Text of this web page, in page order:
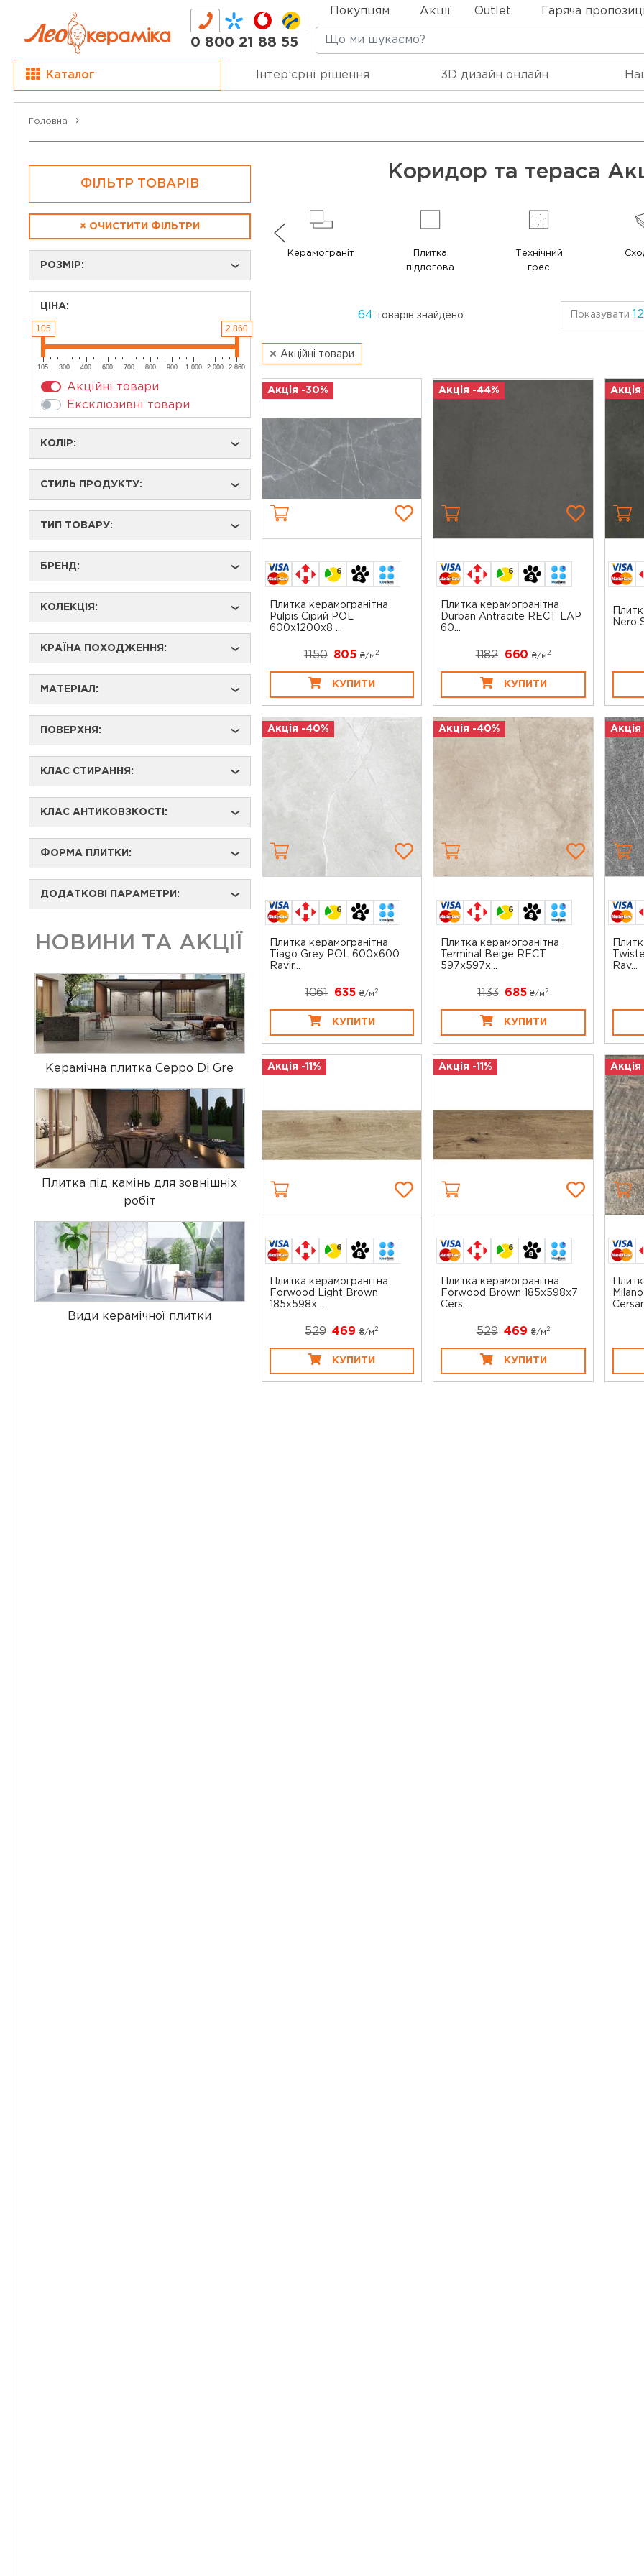
Покупцям Акції Outlet Гаряча
0 800 21 88 55
Каталог Інтер’єрні рішення 3D дизайн онлайн
Головна
ФІЛЬТР ТОВАРІВ
× ОЧИСТИТИ ФІЛЬТРИ
РОЗМІР: ›
ЦІНА:
105 2 860
105 300 400 600 700 800 900 1 000 2 000 2 860
Акційні товари
Ексклюзивні товари
КОЛІР: ›
СТИЛЬ ПРОДУКТУ: ›
ТИП ТОВАРУ: ›
БРЕНД: ›
КОЛЕКЦІЯ: ›
КРАЇНА ПОХОДЖЕННЯ: ›
МАТЕРІАЛ: ›
ПОВЕРХНЯ: ›
КЛАС СТИРАННЯ: ›
КЛАС АНТИКОВЗКОСТІ: ›
ФОРМА ПЛИТКИ: ›
ДОДАТКОВІ ПАРАМЕТРИ: ›
НОВИНИ ТА АКЦІЇ
Керамічна плитка Ceppo Di Gre
Плитка під камінь для зовнішніх
робіт
Види керамічної плитки
Коридор та тераса
Керамограніт
Плитка
підлогова
Технічний
грес
64 товарів знайдено Показувати 12
Акційні товари
Акція -30%
6
Плитка керамогранітна
Pulpis Сірий POL
600x1200x8 ...
1150 805 ₴/м 2
КУПИТИ
Акція -44%
6
Плитка керамогранітна
Durban Antracite RECT LAP
60...
1182 660 ₴/м 2
КУПИТИ
Акція
Nero
Акція -40%
6
Плитка керамогранітна
Tiago Grey POL 600x600
Ravir...
1061 635₴/м2
КУПИТИ
Акція -40%
6
Плитка керамогранітна
Terminal Beige RECT
597x597x...
1133 685₴/м2
КУПИТИ
Акція
Rav...
Акція -11%
6
Плитка керамогранітна
Forwood Light Brown
185x598x...
529 469 ₴/м 2
КУПИТИ
Акція -11%
6
Плитка керамогранітна
Forwood Brown 185x598x7
Cers...
529 469 ₴/м 2
КУПИТИ
Акція